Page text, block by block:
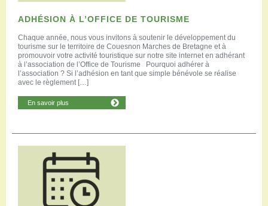
ADHÉSION À L’OFFICE DE TOURISME
Chaque année, nous vous invitons à soutenir le développement du
tourisme sur le territoire de Couesnon Marches de Bretagne et à
promouvoir votre activité touristique sur notre site internet en adhérant
à l’association de l’Office de Tourisme Pourquoi adhérer à
l’association ? Si l’adhésion en tant que simple bénévole se réalise
avec le règlement […]
En savoir plus